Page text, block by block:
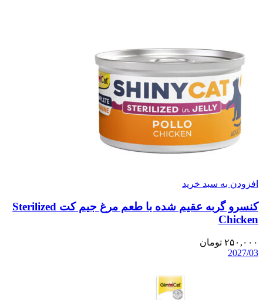
افزودن به سبد خرید
کنسرو گربه عقیم شده با طعم مرغ جیم کت Sterilized
Chicken
۲۵۰,۰۰۰ تومان
2027/03